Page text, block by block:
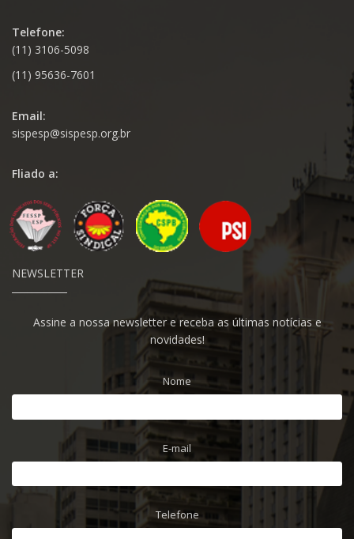
Telefone:
(11) 3106-5098
(11) 95636-7601
Email:
sispesp@sispesp.org.br
Fliado a:
NEWSLETTER
Assine a nossa newsletter e receba as últimas notícias e
novidades!
Nome
E-mail
Telefone